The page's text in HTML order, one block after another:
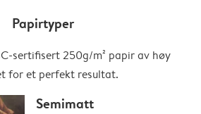
Papirtyper
sertifisert 250g/m² papir av høy
for et perfekt resultat.
Semimatt